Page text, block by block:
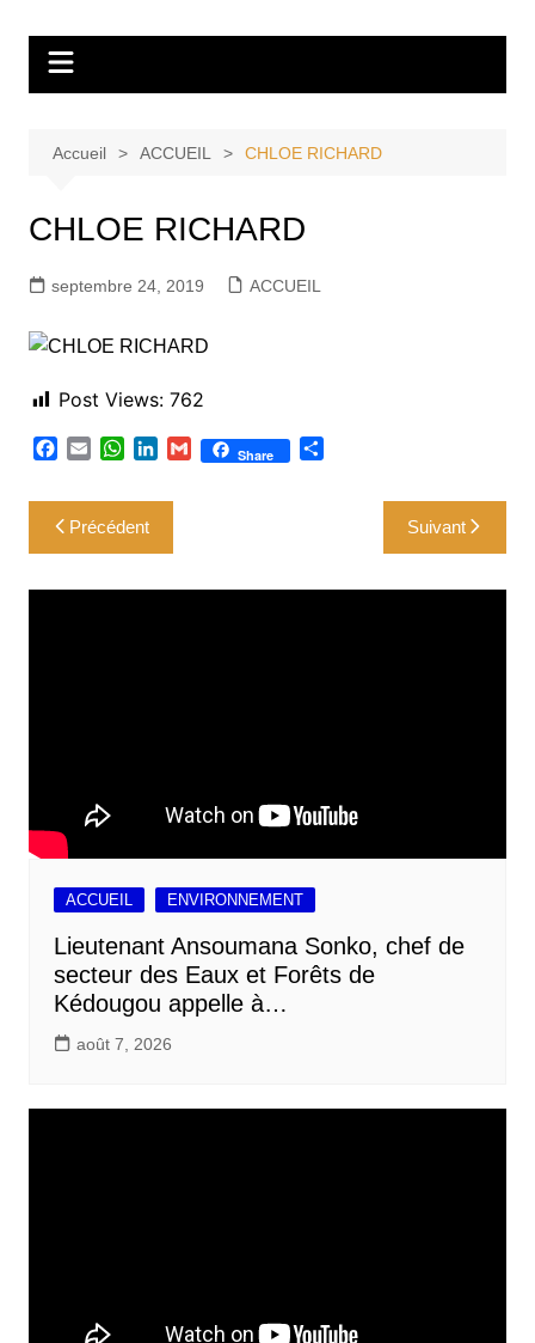
contenu
Tvdescollines
Accueil ACCUEIL CHLOE RICHARD
CHLOE RICHARD
septembre 24, 2019 ACCUEIL
Post Views: 762
c
e
o
a
i
W
a
t
p
n
I
G
Share
e
Navigation
de
l’article
Précédent Suivant
ACCUEIL ENVIRONNEMENT
Lieutenant Ansoumana Sonko, chef de
secteur des Eaux et Forêts de
Kédougou appelle à…
août 7, 2026